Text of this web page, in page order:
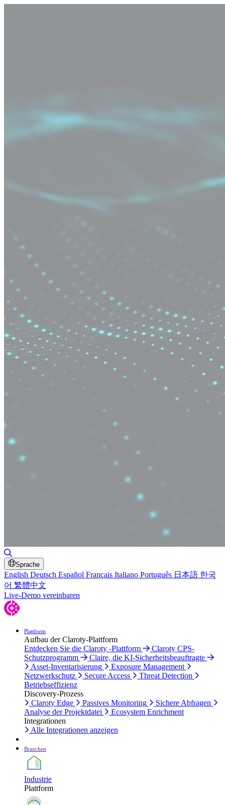
Sprache
English Deutsch Español Français Italiano Português 日本語 한국
어 繁體中文
Live-Demo vereinbaren
Plattform
Aufbau der Claroty-Plattform
Entdecken Sie die Claroty -Plattform
Claroty CPS-
Schutzprogramm
Claire, die KI-Sicherheitsbeauftragte
Asset-Inventarisierung
Exposure Management
Netzwerkschutz
Secure Access
Threat Detection
Betriebseffizienz
Discovery-Prozess
Claroty Edge
Passives Monitoring
Sichere Abfragen
Analyse der Projektdatei
Ecosystem Enrichment
Integrationen
Alle Integrationen anzeigen
Branchen
Industrie
Plattform